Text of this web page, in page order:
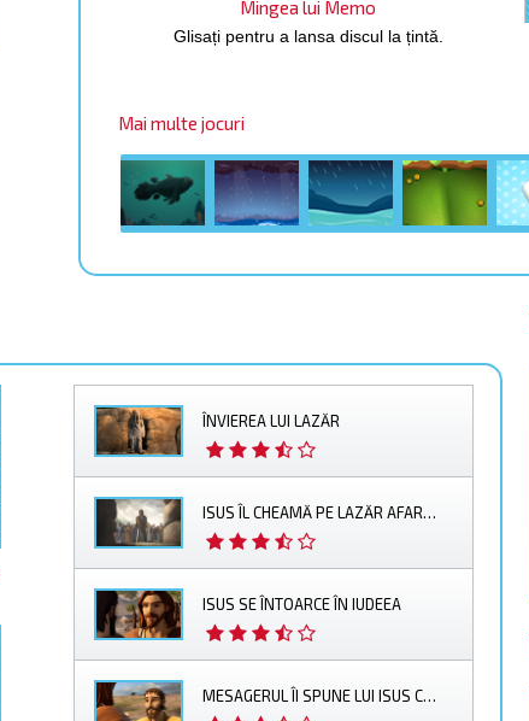
Mingea lui Memo
Glisați pentru a lansa discul la țintă.
Mai multe jocuri
ÎNVIEREA LUI LAZĂR
ISUS ÎL CHEAMĂ PE LAZĂR AFARĂ DIN MORMÂNT
ISUS SE ÎNTOARCE ÎN IUDEEA
MESAGERUL ÎI SPUNE LUI ISUS CĂ LAZĂR ESTE BOLNAV